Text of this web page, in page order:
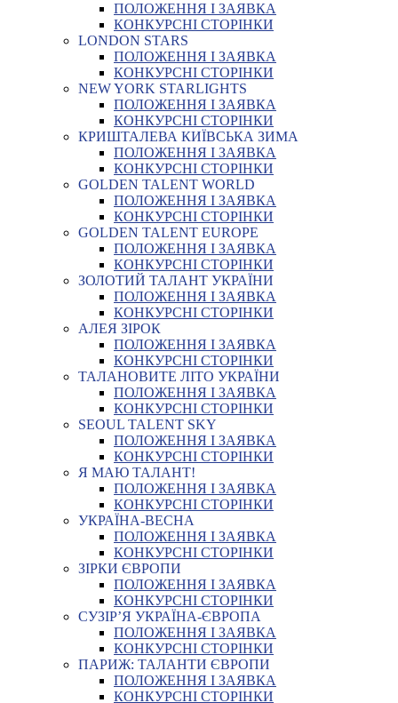
ПОЛОЖЕННЯ І ЗАЯВКА
КОНКУРСНІ СТОРІНКИ
LONDON STARS
ПОЛОЖЕННЯ І ЗАЯВКА
КОНКУРСНІ СТОРІНКИ
NEW YORK STARLIGHTS
ПОЛОЖЕННЯ І ЗАЯВКА
КОНКУРСНІ СТОРІНКИ
КРИШТАЛЕВА КИЇВСЬКА ЗИМА
ПОЛОЖЕННЯ І ЗАЯВКА
КОНКУРСНІ СТОРІНКИ
GOLDEN TALENT WORLD
ПОЛОЖЕННЯ І ЗАЯВКА
КОНКУРСНІ СТОРІНКИ
GOLDEN TALENT EUROPE
ПОЛОЖЕННЯ І ЗАЯВКА
КОНКУРСНІ СТОРІНКИ
ЗОЛОТИЙ ТАЛАНТ УКРАЇНИ
ПОЛОЖЕННЯ І ЗАЯВКА
КОНКУРСНІ СТОРІНКИ
АЛЕЯ ЗІРОК
ПОЛОЖЕННЯ І ЗАЯВКА
КОНКУРСНІ СТОРІНКИ
ТАЛАНОВИТЕ ЛІТО УКРАЇНИ
ПОЛОЖЕННЯ І ЗАЯВКА
КОНКУРСНІ СТОРІНКИ
SEOUL TALENT SKY
ПОЛОЖЕННЯ І ЗАЯВКА
КОНКУРСНІ СТОРІНКИ
Я МАЮ ТАЛАНТ!
ПОЛОЖЕННЯ І ЗАЯВКА
КОНКУРСНІ СТОРІНКИ
УКРАЇНА-ВЕСНА
ПОЛОЖЕННЯ І ЗАЯВКА
КОНКУРСНІ СТОРІНКИ
ЗІРКИ ЄВРОПИ
ПОЛОЖЕННЯ І ЗАЯВКА
КОНКУРСНІ СТОРІНКИ
СУЗІР’Я УКРАЇНА-ЄВРОПА
ПОЛОЖЕННЯ І ЗАЯВКА
КОНКУРСНІ СТОРІНКИ
ПАРИЖ: ТАЛАНТИ ЄВРОПИ
ПОЛОЖЕННЯ І ЗАЯВКА
КОНКУРСНІ СТОРІНКИ